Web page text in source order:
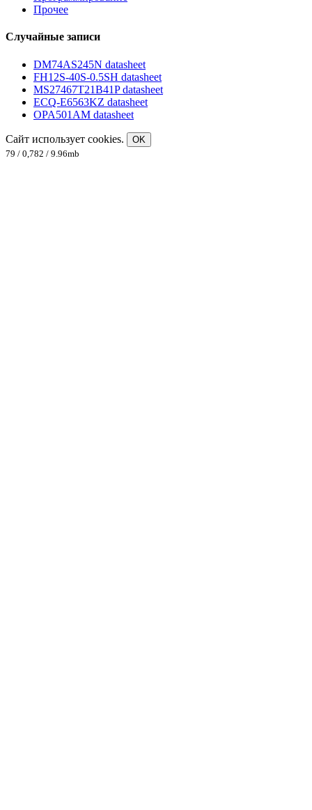
Прочее
Случайные записи
DM74AS245N datasheet
FH12S-40S-0.5SH datasheet
MS27467T21B41P datasheet
ECQ-E6563KZ datasheet
OPA501AM datasheet
Сайт использует cookies.
OK
79 / 0,782 / 9.96mb